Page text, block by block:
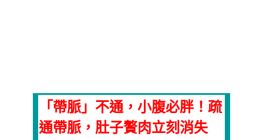
「帶脈」不通，小腹必胖！疏
通帶脈，肚子贅肉立刻消失